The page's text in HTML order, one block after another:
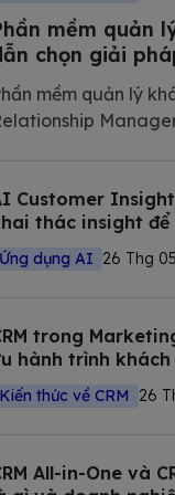
mềm quản
chọn giải
nghiệp Việt Nam
mềm quản lý
bài viết này,
tiết các giải pháp
Customer
thác insight
Ứng dụng AI 26 Thg
trong
hành trình khách
Kiến thức về CRM 26
All-in-One và